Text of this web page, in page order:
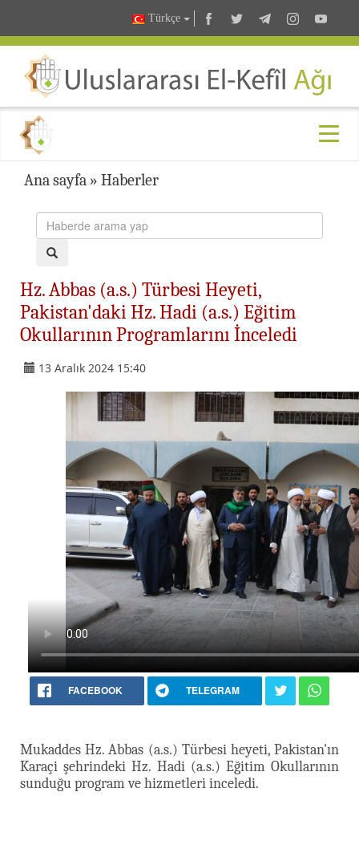
Türkçe
Ana sayfa » Haberler
Hz. Abbas (a.s.) Türbesi Heyeti,
Pakistan'daki Hz. Hadi (a.s.) Eğitim
Okullarının Programlarını İnceledi
13 Aralık 2024 15:40
FACEBOOK TELEGRAM
Mukaddes Hz. Abbas (a.s.) Türbesi heyeti, Pakistan'ın
Karaçi şehrindeki Hz. Hadi (a.s.) Eğitim Okullarının
sunduğu program ve hizmetleri inceledi.